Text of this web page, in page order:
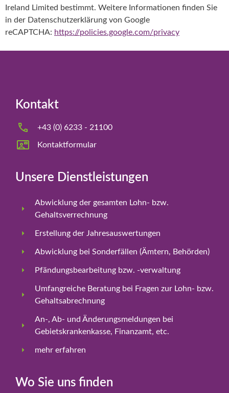
Ireland Limited bestimmt. Weitere Informationen finden Sie
in der Datenschutzerklärung von Google
reCAPTCHA: https://policies.google.com/privacy
Kontakt
+43 (0) 6233 - 21100
Kontaktformular
Unsere Dienstleistungen
Abwicklung der gesamten Lohn- bzw.
Gehaltsverrechnung
Erstellung der Jahresauswertungen
Abwicklung bei Sonderfällen (Ämtern, Behörden)
Pfändungsbearbeitung bzw. -verwaltung
Umfangreiche Beratung bei Fragen zur Lohn- bzw.
Gehaltsabrechnung
An-, Ab- und Änderungsmeldungen bei
Gebietskrankenkasse, Finanzamt, etc.
mehr erfahren
Wo Sie uns finden